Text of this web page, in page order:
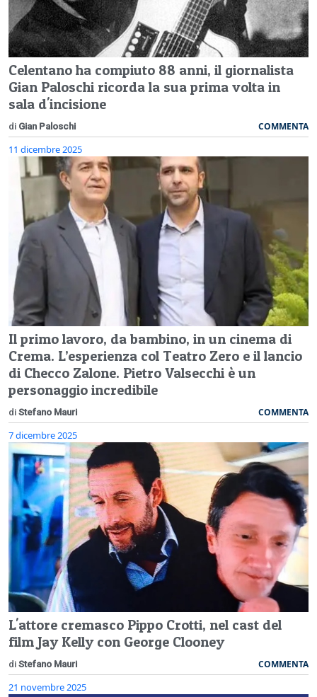
Celentano ha compiuto 88 anni, il giornalista
Gian Paloschi ricorda la sua prima volta in
sala d'incisione
di Gian Paloschi COMMENTA
11 dicembre 2025
Il primo lavoro, da bambino, in un cinema di
Crema. L’esperienza col Teatro Zero e il lancio
di Checco Zalone. Pietro Valsecchi è un
personaggio incredibile
di Stefano Mauri COMMENTA
7 dicembre 2025
L'attore cremasco Pippo Crotti, nel cast del
film Jay Kelly con George Clooney
di Stefano Mauri COMMENTA
21 novembre 2025